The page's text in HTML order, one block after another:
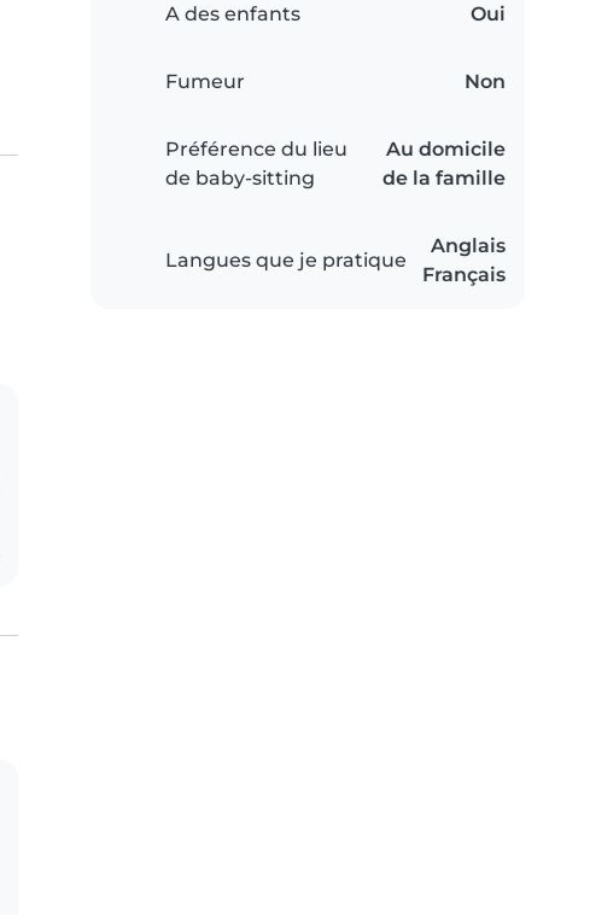
A des enfants Oui
Fumeur Non
Préférence du lieu
de baby-sitting
Au domicile
de la famille
Langues que je pratique
Anglais
Français